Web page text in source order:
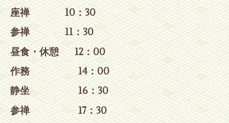
座禅 10：30
参禅11：30
昼食・休憩 12：00
作務 14：00
静坐 16：30
参禅 17：30